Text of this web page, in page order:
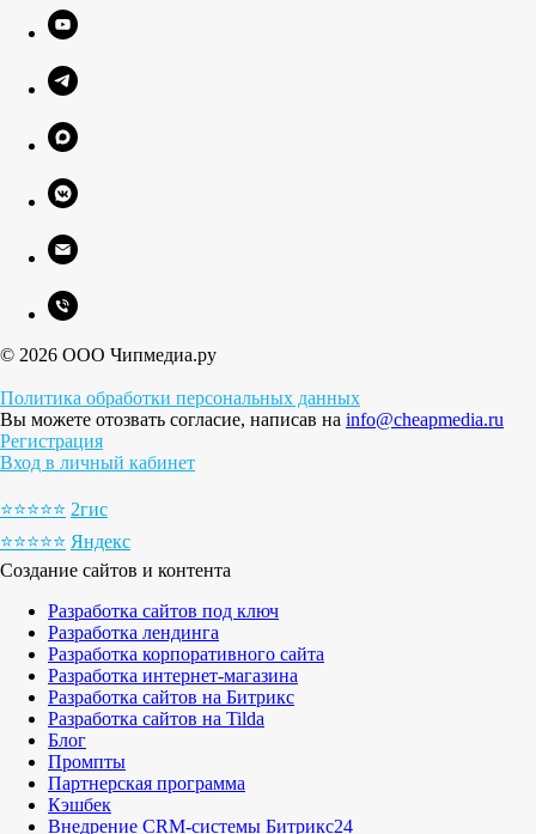
© 2026 ООО Чипмедиа.ру
Политика обработки персональных данных
Вы можете отозвать согласие, написав на info@cheapmedia.ru
Регистрация
Вход в личный кабинет
⭐️⭐️⭐️⭐️⭐️ 2гис
⭐️⭐️⭐️⭐️⭐️ Яндекс
Создание сайтов и контента
Разработка сайтов под ключ
Разработка лендинга
Разработка корпоративного сайта
Разработка интернет-магазина
Разработка сайтов на Битрикс
Разработка сайтов на Tilda
Блог
Промпты
Партнерская программа
Кэшбек
Внедрение CRM-системы Битрикс24